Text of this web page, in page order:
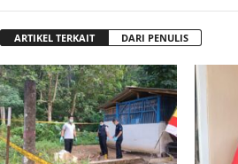
ARTIKEL TERKAIT DARI PENULIS